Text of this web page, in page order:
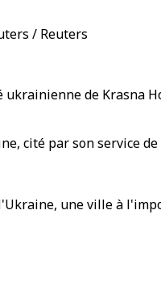
/ Reuters
de Krasna
cité par son service de
une ville à